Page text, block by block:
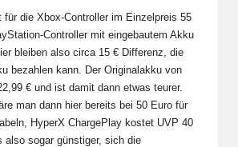
für die Xbox-Controller im Einzelpreis 55
Controller mit eingebautem Akku
bleiben also circa 15 € Differenz, die
bezahlen kann. Der Originalakku von
€ und ist damit dann etwas teurer.
man dann hier bereits bei 50 Euro für
HyperX ChargePlay kostet UVP 40
also sogar günstiger, sich die